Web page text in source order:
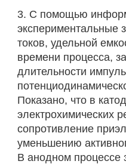
3. С помощью
экспериментальные
токов, удельной
времени процесса,
длительности
Показано, что в
электрохимических
сопротивление
уменьшению
В анодном процессе